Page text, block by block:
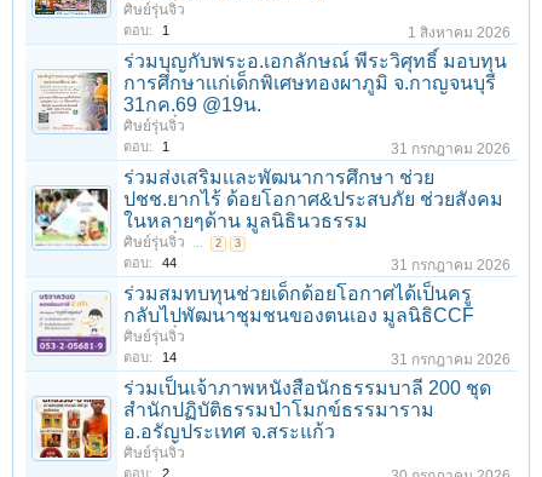
ศิษย์รุ่นจิ๋ว
ตอบ: 1 1 สิงหาคม 2026
ร่วมบุญกับพระอ.เอกลักษณ์ พีระวิศุทธิ์ มอบทุน
การศึกษาเเก่เด็กพิเศษทองผาภูมิ จ.กาญจนบุรี
31กค.69 @19น.
ศิษย์รุ่นจิ๋ว
ตอบ: 1 31 กรกฎาคม 2026
ร่วมส่งเสริมเเละพัฒนาการศึกษา ช่วย
ปชช.ยากไร้ ด้อยโอกาศ&ประสบภัย ช่วยสังคม
ในหลายๆด้าน มูลนิธินวธรรม
ศิษย์รุ่นจิ๋ว ... 2 3
ตอบ: 44 31 กรกฎาคม 2026
ร่วมสมทบทุนช่วยเด็กด้อยโอกาศได้เป็นครู
กลับไปพัฒนาชุมชนของตนเอง มูลนิธิCCF
ศิษย์รุ่นจิ๋ว
ตอบ: 14 31 กรกฎาคม 2026
ร่วมเป็นเจ้าภาพหนังสือนักธรรมบาลี 200 ชุด
สำนักปฏิบัติธรรมป่าโมกข์ธรรมาราม
อ.อรัญประเทศ จ.สระแก้ว
ศิษย์รุ่นจิ๋ว
ตอบ: 2